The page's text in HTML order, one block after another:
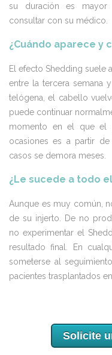
su duración es mayor
consultar con su médico.
¿Cuándo aparece y
El efecto Shedding suele
entre la tercera semana
telógena, el cabello
puede continuar
momento en el que el
ocasiones es a partir
casos se demora meses.
¿Le sucede a todo
Aunque es muy común,
de su injerto. De no
no experimentar el
resultado final. En
someterse al
pacientes trasplantados
Solicite